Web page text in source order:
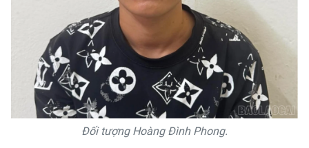
Đối tượng Hoàng Đình Phong.